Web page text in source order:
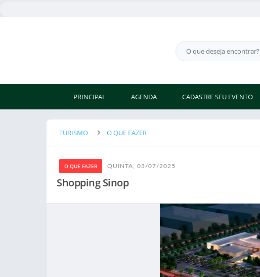
PRINCIPAL AGENDA CADASTRE SEU EVENTO
TURISMO O QUE FAZER
O QUE FAZER QUINTA, 03/07/2025
Shopping Sinop